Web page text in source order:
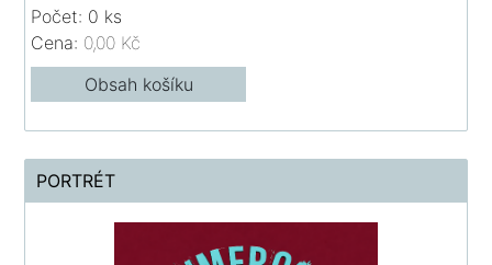
Počet: 0 ks
Cena: 0,00 Kč
Obsah košíku
PORTRÉT